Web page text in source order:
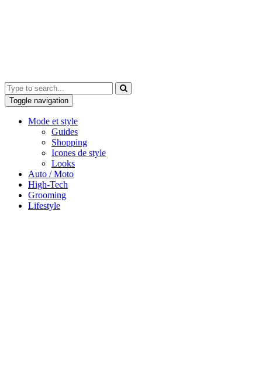
Toggle navigation
Mode et style
Guides
Shopping
Icones de style
Looks
Auto / Moto
High-Tech
Grooming
Lifestyle